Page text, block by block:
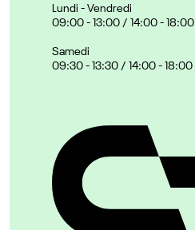
Lundi - Vendredi
09:00 - 13:00 / 14:00 - 18:00
Samedi
09:30 - 13:30 / 14:00 - 18:00